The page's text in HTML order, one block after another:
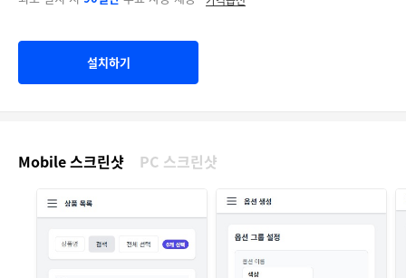
설치하기
Mobile 스크린샷 PC 스크린샷